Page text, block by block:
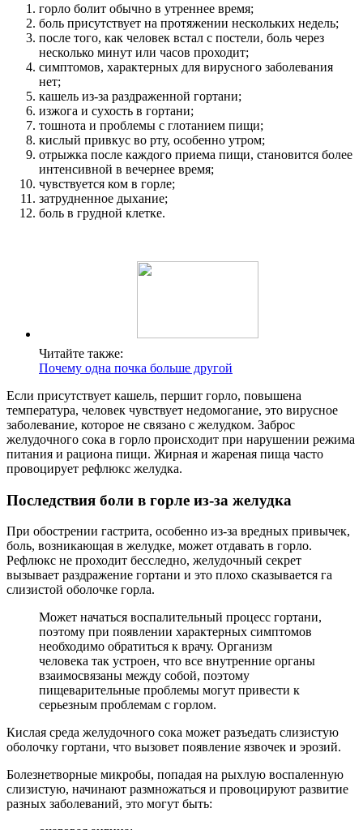
горло болит обычно в утреннее время;
боль присутствует на протяжении нескольких недель;
после того, как человек встал с постели, боль через
несколько минут или часов проходит;
симптомов, характерных для вирусного заболевания
нет;
кашель из-за раздраженной гортани;
изжога и сухость в гортани;
тошнота и проблемы с глотанием пищи;
кислый привкус во рту, особенно утром;
отрыжка после каждого приема пищи, становится более
интенсивной в вечернее время;
чувствуется ком в горле;
затрудненное дыхание;
боль в грудной клетке.
Читайте также:
Почему одна почка больше другой
Если присутствует кашель, першит горло, повышена
температура, человек чувствует недомогание, это вирусное
заболевание, которое не связано с желудком. Заброс
желудочного сока в горло происходит при нарушении режима
питания и рациона пищи. Жирная и жареная пища часто
провоцирует рефлюкс желудка.
Последствия боли в горле из-за желудка
При обострении гастрита, особенно из-за вредных привычек,
боль, возникающая в желудке, может отдавать в горло.
Рефлюкс не проходит бесследно, желудочный секрет
вызывает раздражение гортани и это плохо сказывается га
слизистой оболочке горла.
Может начаться воспалительный процесс гортани,
поэтому при появлении характерных симптомов
необходимо обратиться к врачу. Организм
человека так устроен, что все внутренние органы
взаимосвязаны между собой, поэтому
пищеварительные проблемы могут привести к
серьезным проблемам с горлом.
Кислая среда желудочного сока может разъедать слизистую
оболочку гортани, что вызовет появление язвочек и эрозий.
Болезнетворные микробы, попадая на рыхлую воспаленную
слизистую, начинают размножаться и провоцируют развитие
разных заболеваний, это могут быть: